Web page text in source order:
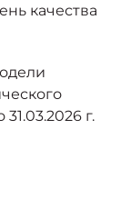
качества
г.